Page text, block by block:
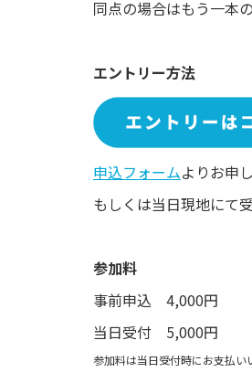
同点の場合はもう一本
エントリー方法
申込フォームよりお申
もしくは当日現地にて
参加料
事前申込 4,000円
当日受付 5,000円
参加料は当日受付時にお支払い